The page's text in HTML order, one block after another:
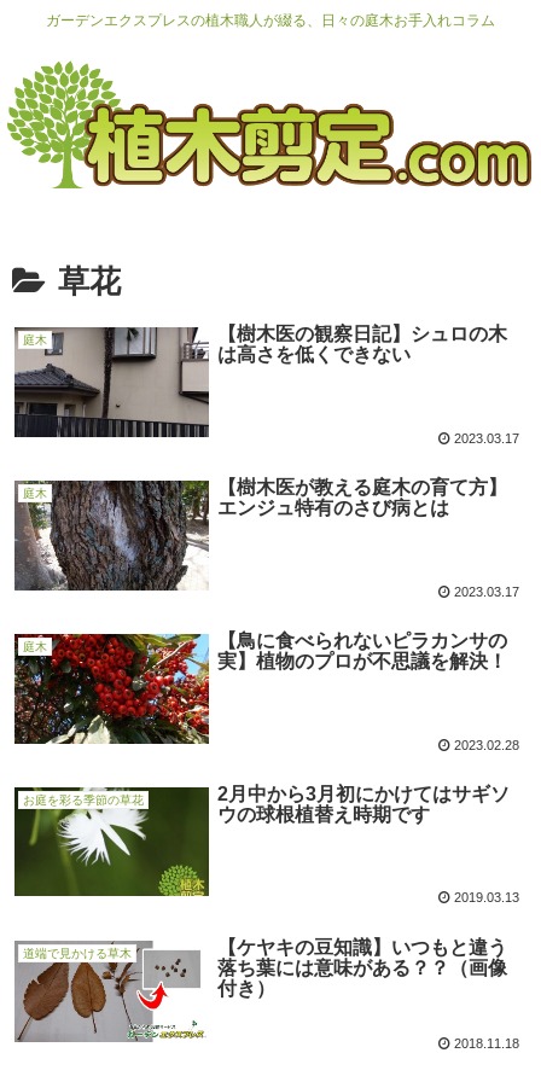
ガーデンエクスプレスの植木職人が綴る、日々の庭木お手入れコラム
草花
庭木
【樹木医の観察日記】シュロの木
は高さを低くできない
2023.03.17
庭木
【樹木医が教える庭木の育て方】
エンジュ特有のさび病とは
2023.03.17
庭木
【鳥に食べられないピラカンサの
実】植物のプロが不思議を解決！
2023.02.28
お庭を彩る季節の草花
2月中から3月初にかけてはサギソ
ウの球根植替え時期です
2019.03.13
道端で見かける草木
【ケヤキの豆知識】いつもと違う
落ち葉には意味がある？？（画像
付き）
2018.11.18